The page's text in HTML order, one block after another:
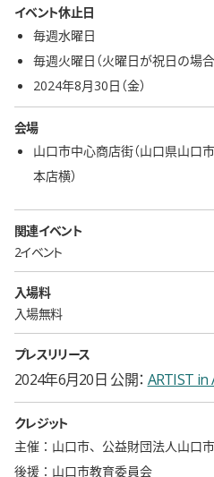
イベント休止日
毎週水曜日
毎週火曜日（火曜日が祝日の場合
2024年8月30日（金）
会場
山口市中心商店街（山口県山口
本店横）
関連イベント
2イベント
入場料
入場無料
プレスリリース
2024年6月20日 公開 ARTIST in
クレジット
主催：山口市、公益財団法人山口
後援：山口市教育委員会